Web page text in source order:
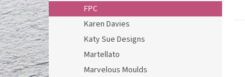
FPC
Karen Davies
Katy Sue Designs
Martellato
Marvelous Moulds